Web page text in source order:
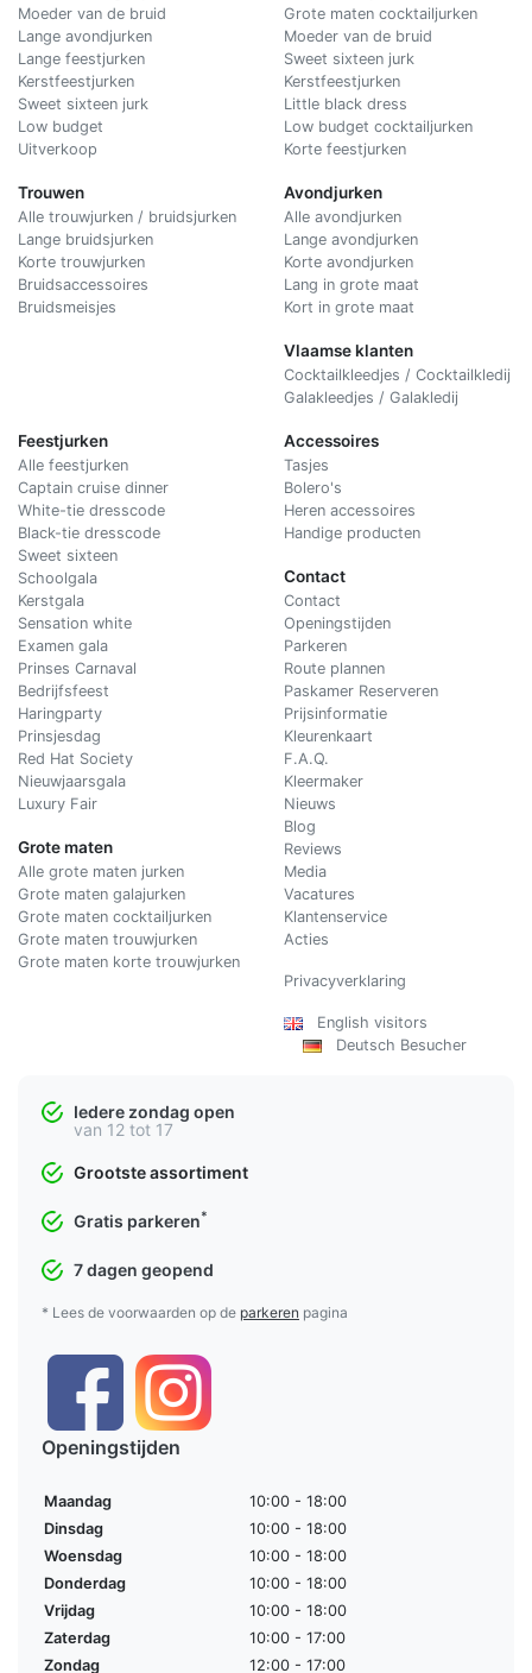
Moeder van de bruid
Lange avondjurken
Lange feestjurken
Kerstfeestjurken
Sweet sixteen jurk
Low budget
Uitverkoop
Trouwen
Alle trouwjurken / bruidsjurken
Lange bruidsjurken
Korte trouwjurken
Bruidsaccessoires
Bruidsmeisjes
Grote maten cocktailjurken
Moeder van de bruid
Sweet sixteen jurk
Kerstfeestjurken
Little black dress
Low budget cocktailjurken
Korte feestjurken
Avondjurken
Alle avondjurken
Lange avondjurken
Korte avondjurken
Lang in grote maat
Kort in grote maat
Vlaamse klanten
Cocktailkleedjes / Cocktailkledij
Galakleedjes / Galakledij
Feestjurken
Alle feestjurken
Captain cruise dinner
White-tie dresscode
Black-tie dresscode
Sweet sixteen
Schoolgala
Kerstgala
Sensation white
Examen gala
Prinses Carnaval
Bedrijfsfeest
Haringparty
Prinsjesdag
Red Hat Society
Nieuwjaarsgala
Luxury Fair
Grote maten
Alle grote maten jurken
Grote maten galajurken
Grote maten cocktailjurken
Grote maten trouwjurken
Grote maten korte trouwjurken
Accessoires
Tasjes
Bolero's
Heren accessoires
Handige producten
Contact
Contact
Openingstijden
Parkeren
Route plannen
Paskamer Reserveren
Prijsinformatie
Kleurenkaart
F.A.Q.
Kleermaker
Nieuws
Blog
Reviews
Media
Vacatures
Klantenservice
Acties
Privacyverklaring
English visitors
Deutsch Besucher
Iedere zondag open
van 12 tot 17
Grootste assortiment
Gratis parkeren*
7 dagen geopend
* Lees de voorwaarden op de parkeren pagina
Openingstijden
Maandag
10:00 - 18:00
Dinsdag
10:00 - 18:00
Woensdag
10:00 - 18:00
Donderdag
10:00 - 18:00
Vrijdag
10:00 - 18:00
Zaterdag
10:00 - 17:00
Zondag
12:00 - 17:00